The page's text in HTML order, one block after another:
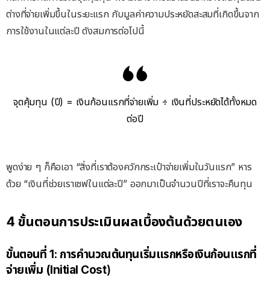
ต่างที่จ่ายเพิ่มขึ้นในระยะแรก กับมูลค่าความประหยัดสะสมที่เกิดขึ้นจาก
การใช้งานในแต่ละปี ดังสมการต่อไปนี้
จุดคุ้มทุน (ปี) = เงินก้อนแรกที่จ่ายเพิ่ม ÷ เงินที่ประหยัดได้ทั้งหมด
ต่อปี
พูดง่าย ๆ ก็คือเอา “สิ่งที่เราต้องควักกระเป๋าจ่ายเพิ่มในวันแรก” หาร
ด้วย “เงินที่ช่วยเราเซฟในแต่ละปี” ออกมาเป็นจำนวนปีที่เราจะคืนทุน
4 ขั้นตอนการประเมินผลเบื้องต้นด้วยตนเอง
ขั้นตอนที่ 1: การคำนวณต้นทุนเริ่มแรกหรือเงินก้อนแรกที่
จ่ายเพิ่ม (Initial Cost)